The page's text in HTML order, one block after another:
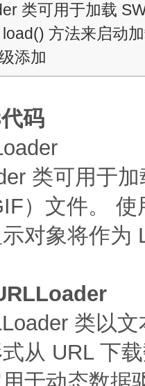
类可用于加载
方法来启动
添加
码
类可用于
）文件。
对象将作为
类以
从 URL 下